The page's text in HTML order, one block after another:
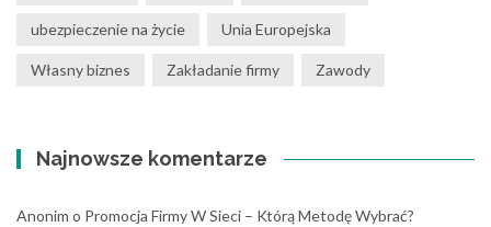
ubezpieczenie na życie Unia Europejska
Własny biznes Zakładanie firmy Zawody
Najnowsze komentarze
Anonim o Promocja Firmy W Sieci – Którą Metodę Wybrać?